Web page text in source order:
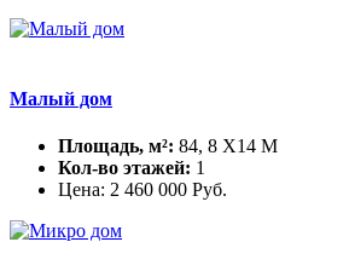
Малый дом
Площадь, м²: 84, 8 X14 М
Кол-во этажей: 1
Цена: 2 460 000 Руб.